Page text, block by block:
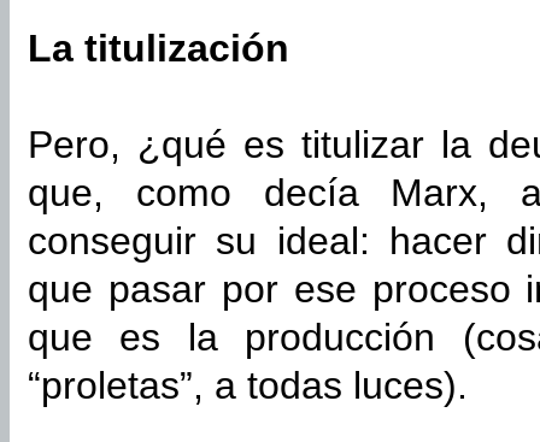
La titulización
Pero, ¿qué es titulizar la
que, como decía Marx,
conseguir su ideal: hacer
que pasar por ese proceso
que es la producción
“proletas”, a todas luces).